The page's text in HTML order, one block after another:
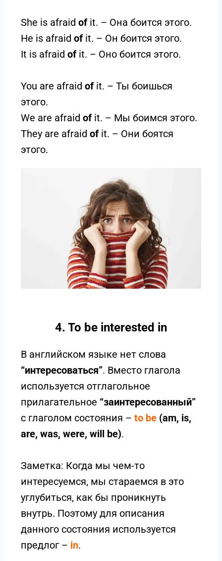
She is afraid ofit. – Она боится этого.
He is afraid ofit. – Он боится этого.
It is afraid ofit. – Оно боится этого.
You are afraid ofit. – Ты боишься
этого.
We are afraid ofit. – Мы боимся этого.
They are afraid ofit. – Они боятся
этого.
4. To be interested in
В английском языке нет слова
“интересоваться”. Вместо глагола
используется отглагольное
прилагательное “заинтересованный”
с глаголом состояния – to be (am, is,
are, was, were, will be).
Заметка: Когда мы чем-то
интересуемся, мы стараемся в это
углубиться, как бы проникнуть
внутрь. Поэтому для описания
данного состояния используется
предлог – in.